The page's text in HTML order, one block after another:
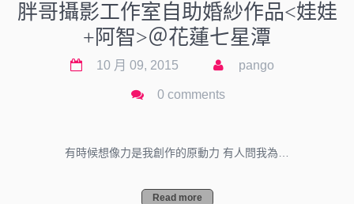
胖哥攝影工作室自助婚紗作品<娃娃
+阿智>＠花蓮七星潭
10 月 09, 2015 pango
0 comments
有時候想像力是我創作的原動力 有人問我為…
Read more